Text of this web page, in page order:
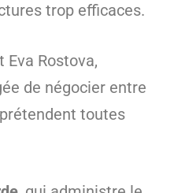
trop efficaces.
Rostova,
de négocier entre
toutes